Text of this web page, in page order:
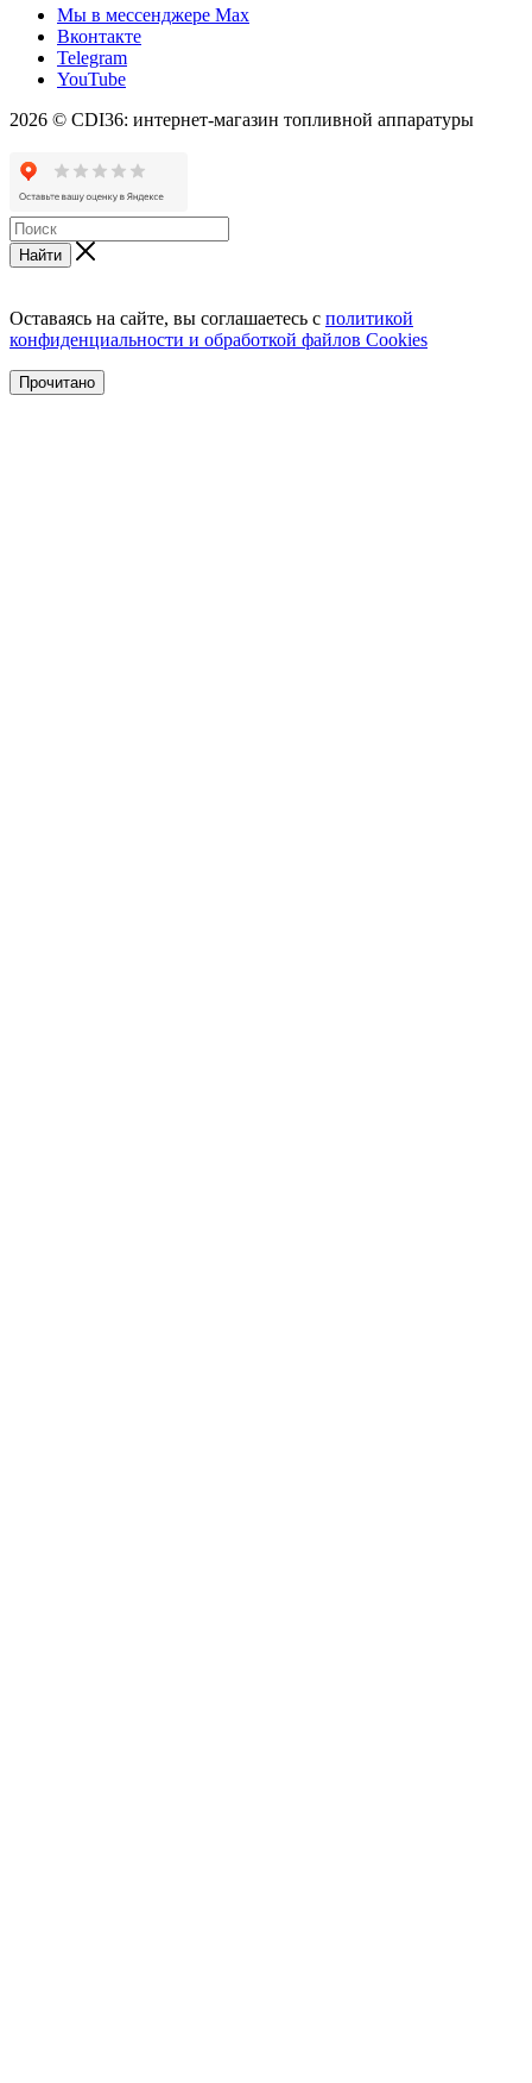
Мы в мессенджере Max
Вконтакте
Telegram
YouTube
2026 © CDI36: интернет-магазин топливной аппаратуры
Найти
Оставаясь на сайте, вы соглашаетесь с политикой
конфиденциальности и обработкой файлов Cookies
Прочитано